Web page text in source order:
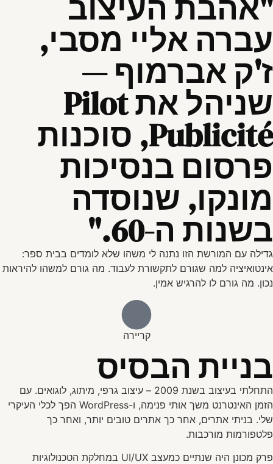
עברה אליי מסבי,
ז'ק אברמוף —
שניהל את Pilot
Publicité, סוכנות
פרסום בנסיכות
מונקו, שנוסדה
בשנות ה-60."
גדילה עם המורשת הזו נתנה לי משהו שלא לומדים בבית ספר:
אינטואיציה למה שגורם לתקשורת לעבוד. מה גורם למשהו להיראות
נכון. מה גורם לו להרגיש אמין.
קריירה
בניית הבסיס
התחלתי בעיצוב בשנת 2009 – עיצוב גרפי, מיתוג, לוגואים. עם
הזמן האינטרנט משך אותי פנימה, ו-WordPress הפך לכלי העיקרי
שלי. בניתי אתרים, אחר כך אתרים טובים יותר, ואחר כך
פלטפורמות מורכבות.
פרק מכונן היה שנתיים כמעצב UI/UX במחלקת הטכנולוגיות